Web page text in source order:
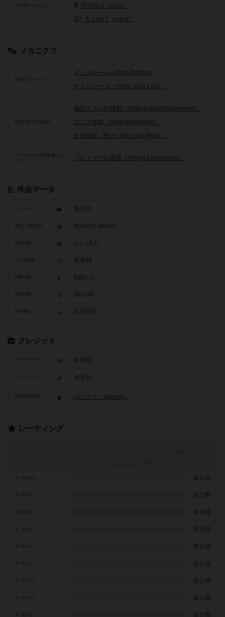
その他のコンセプト
子供向け（Kids）
大人向け（Adult）
メカニクス
頻出するメカニクス
ダイスロール（Dice Rolling）
チキンレース（Press Your Luck）
移動に関する仕組み
接続マスへの移動（Point to Point Movement）
エリア移動（Area Movement）
出目移動（Roll / Spin and Move）
プレイヤーの干渉/影響アク
プレイヤーの脱落（Player Elimination）
作品データ
タイトル 逃走中
Run For Money
参加人数 2人～5人
未登録
8歳から
2011年～
参考価格 3,780円
クレジット
ゲームデザイン 未登録
アートワーク 未登録
バンダイ（Bandai）
レーティング
- 非公開
- 非公開
- 非公開
7点の人 - 非公開
- 非公開
- 非公開
- 非公開
- 非公開
- 非公開